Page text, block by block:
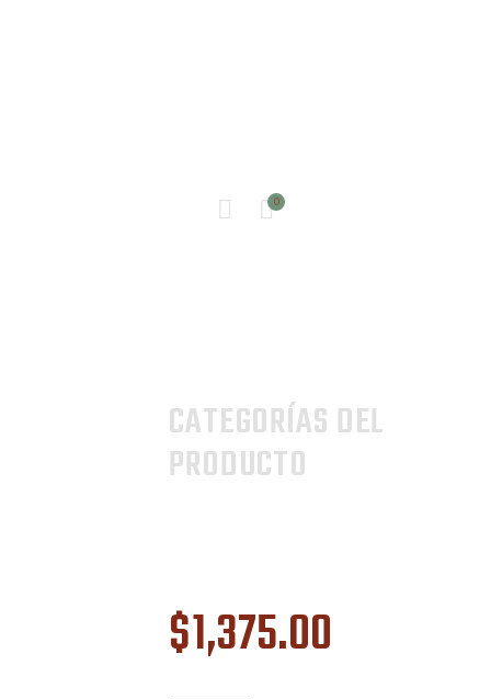
0
CATEGORÍAS DEL
PRODUCTO
$1,375.00